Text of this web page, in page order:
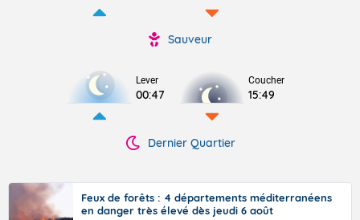
Sauveur
Lever
00:47
Coucher
15:49
Dernier Quartier
Feux de forêts : 4 départements méditerranéens
en danger très élevé dès jeudi 6 août